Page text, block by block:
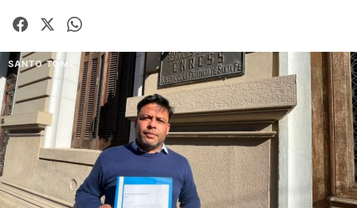
SANTO TOMÉ